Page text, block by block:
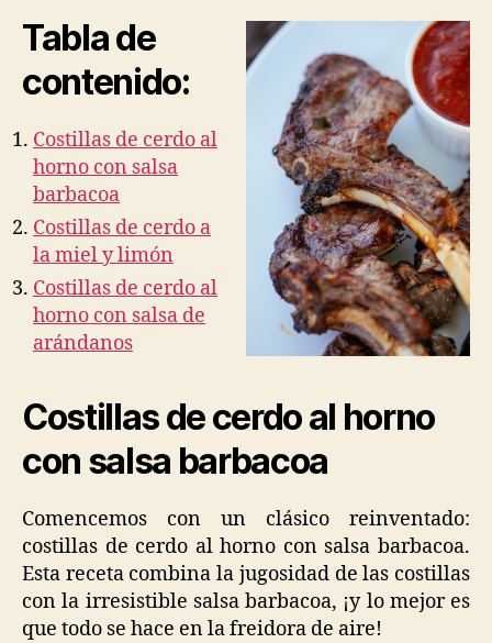
Tabla de
contenido:
Costillas de cerdo al
horno con salsa
barbacoa
Costillas de cerdo a
la miel y limón
Costillas de cerdo al
horno con salsa de
arándanos
Costillas de cerdo al horno
con salsa barbacoa
Comencemos con un clásico reinventado:
costillas de cerdo al horno con salsa barbacoa.
Esta receta combina la jugosidad de las costillas
con la irresistible salsa barbacoa, ¡y lo mejor es
que todo se hace en la freidora de aire!